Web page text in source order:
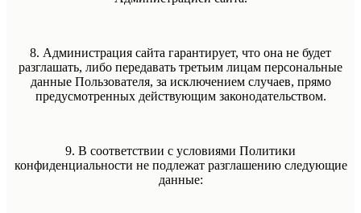
8. Администрация сайта гарантирует, что она не будет
разглашать, либо передавать третьим лицам персональные
данные Пользователя, за исключением случаев, прямо
предусмотренных действующим законодательством.
9. В соответствии с условиями Политики
конфиденциальности не подлежат разглашению следующие
данные: